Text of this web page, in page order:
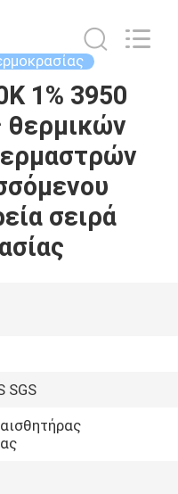
1% 3950
θερμικών
σειρά
SGS